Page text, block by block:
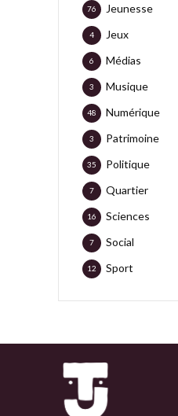
Jeunesse
76
Jeux
4
Médias
6
Musique
3
Numérique
48
Patrimoine
3
Politique
35
Quartier
7
Sciences
16
Social
7
Sport
12